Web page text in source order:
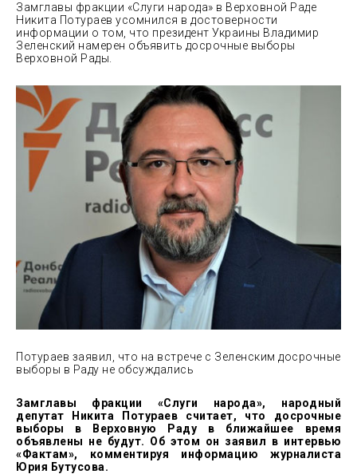
Замглавы фракции «Слуги народа» в Верховной Раде
Никита Потураев усомнился в достоверности
информации о том, что президент Украины Владимир
Зеленский намерен объявить досрочные выборы
Верховной Рады.
Потураев заявил, что на встрече с Зеленским досрочные
выборы в Раду не обсуждались
Замглавы фракции «Слуги народа», народный
депутат Никита Потураев считает, что досрочные
выборы в Верховную Раду в ближайшее время
объявлены не будут. Об этом он заявил в интервью
«Фактам», комментируя информацию журналиста
Юрия Бутусова.